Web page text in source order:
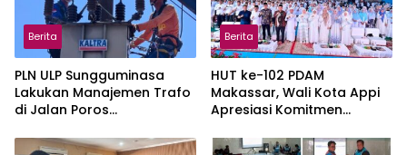
Berita
PLN ULP Sungguminasa
Lakukan Manajemen Trafo
di Jalan Poros
ke-81 RI
Berita
HUT ke-102 PDAM
Makassar, Wali Kota Appi
Apresiasi Komitmen
Bersih